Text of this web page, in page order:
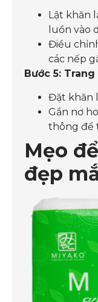
Lật khăn
luồn vào
Điều
các nếp
Bước 5:
Đặt khăn
Gắn nơ
thông để
Mẹo
đẹp